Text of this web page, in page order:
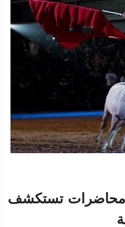
محاضرات تستكشف